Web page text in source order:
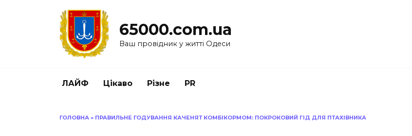
65000.com.ua
Ваш провідник у житті Одеси
ЛАЙФ Цікаво Різне PR
ГОЛОВНА » ПРАВИЛЬНЕ ГОДУВАННЯ КАЧЕНЯТ КОМБІКОРМОМ: ПОКРОКОВИЙ ГІД ДЛЯ ПТАХІВНИКА